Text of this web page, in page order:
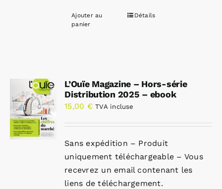
Ajouter au
panier
Détails
L’Ouïe Magazine – Hors-série
Distribution 2025 – ebook
15,00 € TVA incluse
Sans expédition – Produit
uniquement téléchargeable – Vous
recevrez un email contenant les
liens de téléchargement.